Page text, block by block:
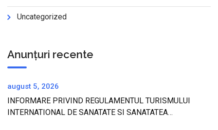
Uncategorized
Anunțuri recente
august 5, 2026
INFORMARE PRIVIND REGULAMENTUL TURISMULUI
INTERNATIONAL DE SANATATE SI SANATATEA